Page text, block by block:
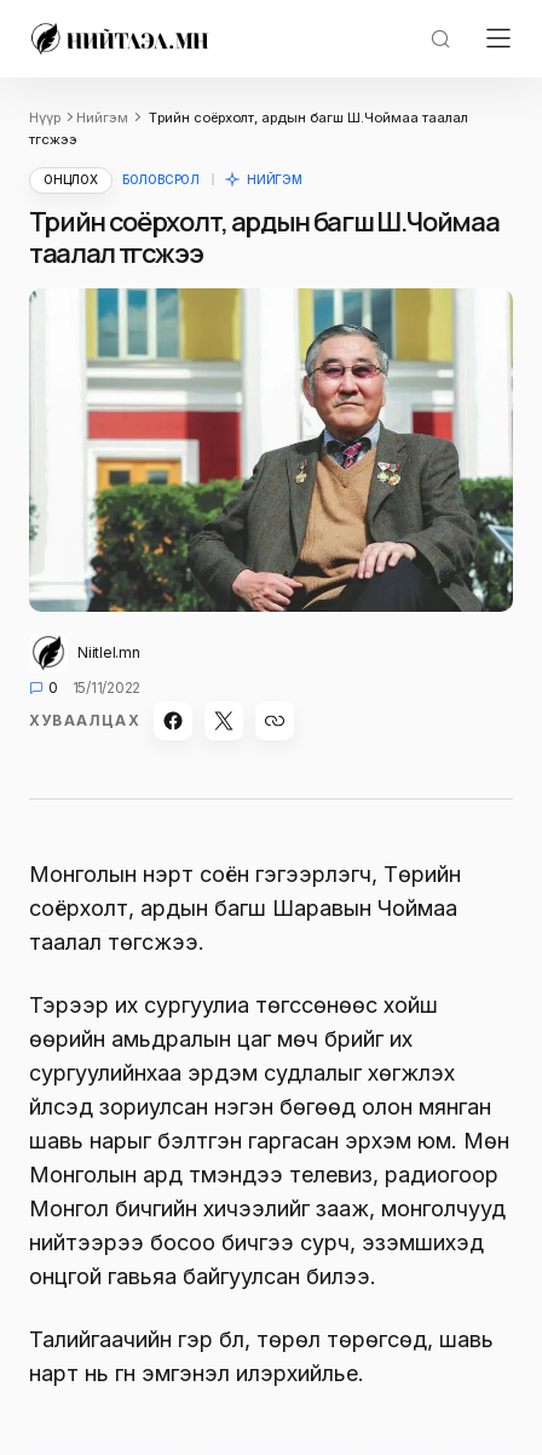
Нүүр Нийгэм
Төрийн соёрхолт, ардын багш Ш.Чоймаа таалал
төгсжээ
ОНЦЛОХ БОЛОВСРОЛ НИЙГЭМ
Төрийн соёрхолт, ардын багш Ш.Чоймаа
таалал төгсжээ
Niitlel.mn
0
15/11/2022
ХУВААЛЦАХ
Монголын нэрт соён гэгээрүүлэгч, Төрийн
соёрхолт, ардын багш Шаравын Чоймаа
таалал төгсжээ.
Тэрээр их сургуулиа төгссөнөөс хойш
өөрийн амьдралын цаг мөч бүрийг их
сургуулийнхаа эрдэм судлалыг хөгжүүлэх
үйлсэд зориулсан нэгэн бөгөөд олон мянган
шавь нарыг бэлтгэн гаргасан эрхэм юм. Мөн
Монголын ард түмэндээ телевиз, радиогоор
Монгол бичгийн хичээлийг зааж, монголчууд
нийтээрээ босоо бичгээ сурч, эзэмшихэд
онцгой гавьяа байгуулсан билээ.
Талийгаачийн гэр бүл, төрөл төрөгсөд, шавь
нарт нь гүн эмгэнэл илэрхийлье.